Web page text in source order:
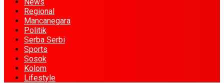
Regional
Mancanegara
Politik
Serba Serbi
Sports
Sosok
Kolom
Lifestyle